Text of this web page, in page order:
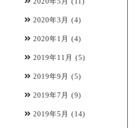
2020年3月 (4)
2020年1月 (4)
2019年11月 (5)
2019年9月 (5)
2019年7月 (9)
2019年5月 (14)